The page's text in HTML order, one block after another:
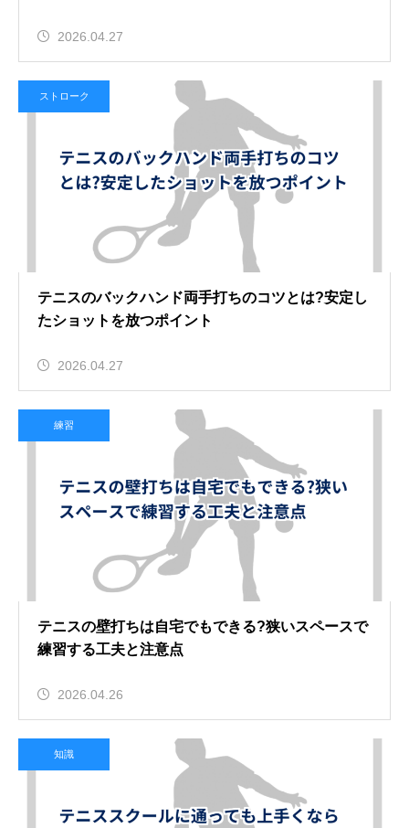
2026.04.27
ストローク
テニスのバックハンド両手打ちのコツとは?安定し
たショットを放つポイント
2026.04.27
練習
テニスの壁打ちは自宅でもできる?狭いスペースで
練習する工夫と注意点
2026.04.26
知識